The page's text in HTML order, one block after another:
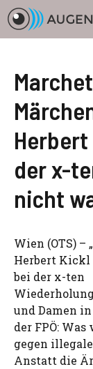
Zum
Inhalt
springen
der x-
nicht
Wien (OTS) –
Herbert Kickl
bei der x-ten
und Damen
der FPÖ:
gegen
Anstatt die